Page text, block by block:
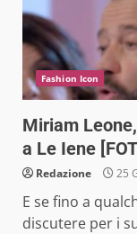
Fashion Icon
Miriam
a Le Iene
Redazione 25
E se fino a
discutere per i